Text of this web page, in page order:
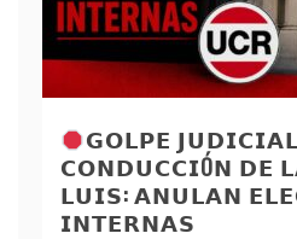
𝗚𝗢𝗟𝗣𝗘
𝗖𝗢𝗡𝗗𝗨𝗖𝗖𝗜Ó𝗡 𝗗𝗘
𝗟𝗨𝗜𝗦: 𝗔𝗡𝗨𝗟𝗔𝗡
𝗜𝗡𝗧𝗘𝗥𝗡𝗔𝗦